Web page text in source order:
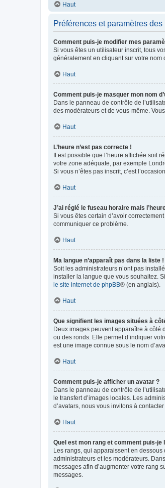
Haut
Préférences et paramètres
Comment puis-je modifier mes
Si vous êtes un utilisateur inscrit, tous
généralement en cliquant sur votre nom
Haut
Comment puis-je masquer mon nom
Dans le panneau de contrôle de
des modérateurs et de vous-même.
Haut
L’heure n’est pas correcte !
Il est possible que l’heure affichée soit
votre zone adéquate, par exemple
Si vous n’êtes pas inscrit, c’est
Haut
J’ai réglé le fuseau horaire mais
Si vous êtes certain d’avoir
communiquer ce problème.
Haut
Ma langue n’apparaît pas dans la liste !
Soit les administrateurs n’ont pas
installer la langue que vous souhaitez.
le site internet de phpBB® (en anglais).
Haut
Que signifient les images situées à
Deux images peuvent apparaître à côté
ou des ronds. Elle permet d’indiquer
est une image connue sous le nom
Haut
Comment puis-je afficher un avatar ?
Dans le panneau de contrôle de
le transfert d’images locales. Les
d’avatars, nous vous invitons à
Haut
Quel est mon rang et comment puis-je
Les rangs, qui apparaissent en
administrateurs et les modérateurs.
messages afin d’augmenter votre rang
messages.